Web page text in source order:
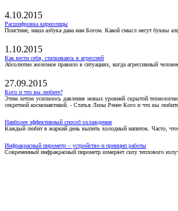
4.10.2015
Расшифровка кириллицы
Поистине, наша азбука дана нам Богом. Какой смысл несут буквы
1.10.2015
Как вести себя, сталкиваясь в агрессией
Абсолютно железное правило в ситуациях, когда агрессивный
27.09.2015
Кого и что вы любите?
Этим летом усилилось давление новых уровней скрытой
секретной космонавтикой. - Статья Лизы Ренее Кого и что вы
Наиболее эффективный способ охлаждения
Каждый любит в жаркий день выпить холодный напиток. Часто,
Инфракрасный пирометр – устройство и принцип работы
Современный инфракрасный пирометр измеряет силу теплового